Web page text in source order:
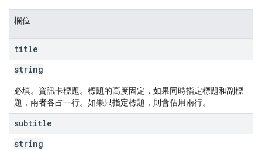
欄位
title
string
必填。資訊卡標題。標題的高度固定，如果同時指定標題和副標
題，兩者各占一行。如果只指定標題，則會佔用兩行。
subtitle
string